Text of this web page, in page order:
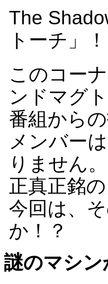
The
トーチ」！
このコー
ンドマグ
番組から
メンバー
りません。
正真正銘
今回は、
か！？
謎のマシ